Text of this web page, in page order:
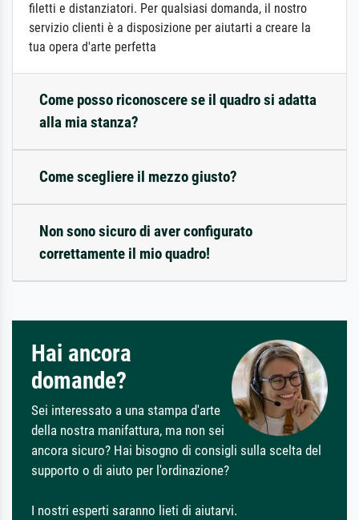
filetti e distanziatori. Per qualsiasi domanda, il nostro
servizio clienti è a disposizione per aiutarti a creare la
tua opera d'arte perfetta
Come posso riconoscere se il quadro si adatta
alla mia stanza?
Come scegliere il mezzo giusto?
Non sono sicuro di aver configurato
correttamente il mio quadro!
Hai ancora
domande?
Sei interessato a una stampa d'arte
della nostra manifattura, ma non sei
ancora sicuro? Hai bisogno di consigli sulla scelta del
supporto o di aiuto per l'ordinazione?
I nostri esperti saranno lieti di aiutarvi.